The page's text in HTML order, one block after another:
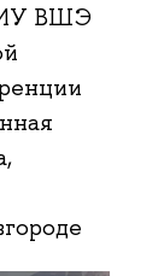
ВШЭ